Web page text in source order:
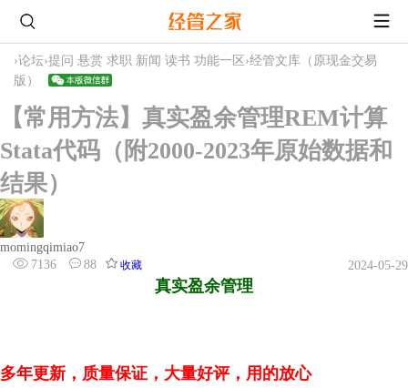
›论坛›提问 悬赏 求职 新闻 读书 功能一区 ›经管文库（原现金交易
版）
【常用方法】真实盈余管理REM计算
Stata代码（附2000-2023年原始数据和
结果）
momingqimiao7
7136
88 收藏 2024-05-29
真实盈余管理
多年更新，质量保证，大量好评，用的放心